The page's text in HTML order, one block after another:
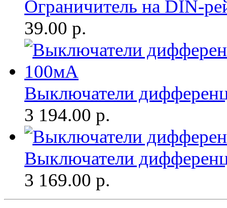
Ограничитель на DIN-
39.00 р.
Выключатели
3 194.00 р.
Выключатели
3 169.00 р.